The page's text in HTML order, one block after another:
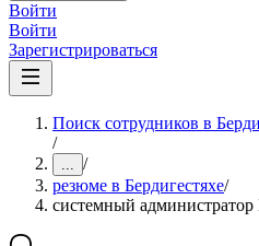
Войти
Войти
Зарегистрироваться
Поиск сотрудников в
/
... /
резюме в Бердигестяхе/
системный администратор